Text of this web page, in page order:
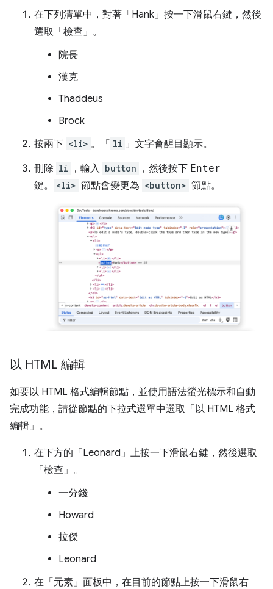
在下列清單中，對著「Hank」 按一下滑鼠右鍵，然後
選取「檢查」 。
院長
漢克
Thaddeus
Brock
按兩下 <li> 。「 li 」文字會醒目顯示。
刪除 li ，輸入 button ，然後按下 Enter
鍵。 <li> 節點會變更為 <button> 節點。
以 HTML 編輯
如要以 HTML 格式編輯節點，並使用語法螢光標示和自動
完成功能，請從節點的下拉式選單中選取「以 HTML 格式
編輯」 。
在下方的「Leonard」 上按一下滑鼠右鍵，然後選取
「檢查」 。
一分錢
Howard
拉傑
Leonard
在「元素」 面板中，在目前的節點上按一下滑鼠右